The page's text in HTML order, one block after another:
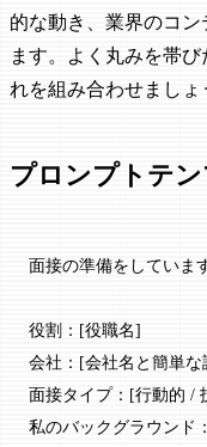
的な動き、業界のコ
ます。よく丸みを帯
れを組み合わせましょ
プロンプトテン
面接の準備をしていま
役割：[役職名]
会社：[会社名と簡単な
面接タイプ：[行動的 /
私のバックグラウンド